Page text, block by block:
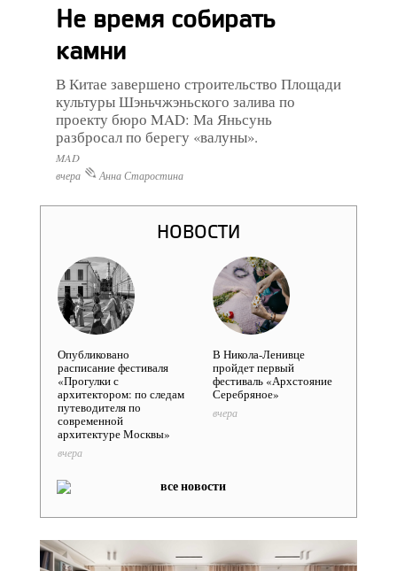
Не время собирать
камни
В Китае завершено строительство Площади
культуры Шэньчжэньского залива по
проекту бюро MAD: Ма Яньсунь
разбросал по берегу «валуны».
MAD
вчера
Анна Старостина
НОВОСТИ
Опубликовано
расписание фестиваля
«Прогулки с
архитектором: по следам
путеводителя по
современной
архитектуре Москвы»
вчера
В Никола-Ленивце
пройдет первый
фестиваль «Архстояние
Серебряное»
вчера
все новости